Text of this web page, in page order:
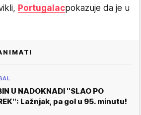
Portugalacpokazuje da je u
U NADOKNADI ''SLAO PO
Lažnjak, pa gol u 95. minutu!